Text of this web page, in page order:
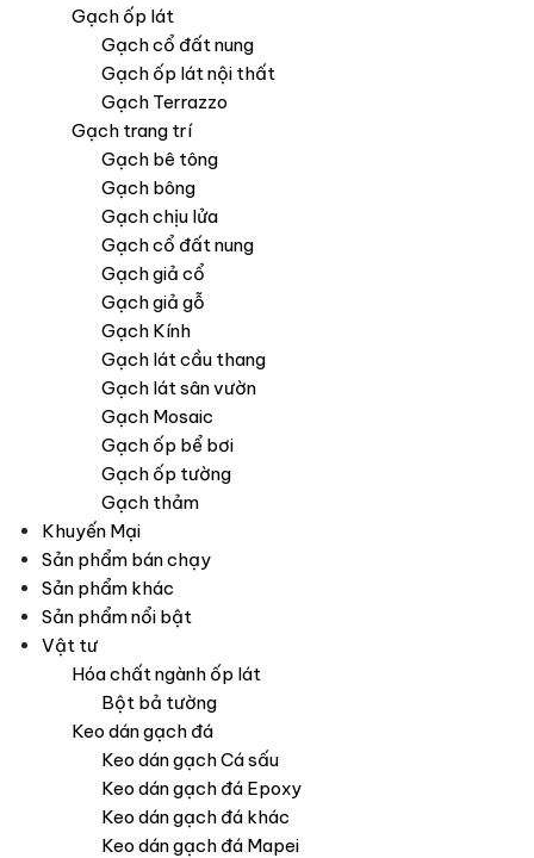
Gạch ốp lát
Gạch cổ đất nung
Gạch ốp lát nội thất
Gạch Terrazzo
Gạch trang trí
Gạch bê tông
Gạch bông
Gạch chịu lửa
Gạch cổ đất nung
Gạch giả cổ
Gạch giả gỗ
Gạch Kính
Gạch lát cầu thang
Gạch lát sân vườn
Gạch Mosaic
Gạch ốp bể bơi
Gạch ốp tường
Gạch thảm
Khuyến Mại
Sản phẩm bán chạy
Sản phẩm khác
Sản phẩm nổi bật
Vật tư
Hóa chất ngành ốp lát
Bột bả tường
Keo dán gạch đá
Keo dán gạch Cá sấu
Keo dán gạch đá Epoxy
Keo dán gạch đá khác
Keo dán gạch đá Mapei